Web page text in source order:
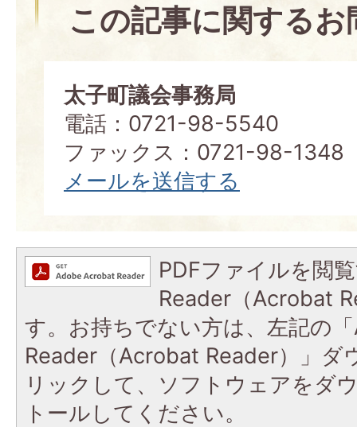
この記事に関する
太子町議会事務局
電話：0721-98-5540
ファックス：0721-98-1348
メールを送信する
PDFファイルを閲
Reader（Acrobat
す。お持ちでない方は、左記の
Reader（Acrobat Reader）」ダ
リックして、ソフトウェアをダ
トールしてください。